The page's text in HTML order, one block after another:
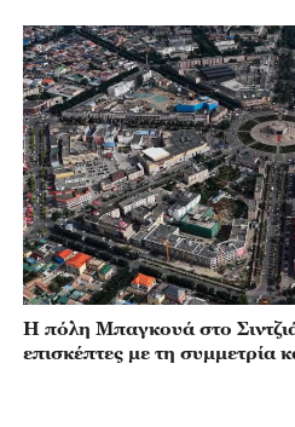
Η πόλη Μπαγκουά στο
επισκέπτες με τη συμμετρία